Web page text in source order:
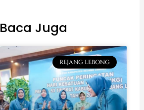
Baca Juga
REJANG LEBONG